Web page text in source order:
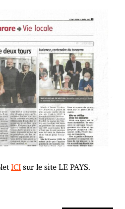
ICIsur le site LE PAYS.